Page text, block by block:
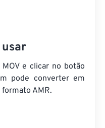
usar
e clicar no botão
pode converter em
formato AMR.